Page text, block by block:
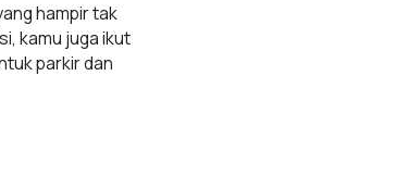
hampir tak
kamu juga ikut
parkir dan